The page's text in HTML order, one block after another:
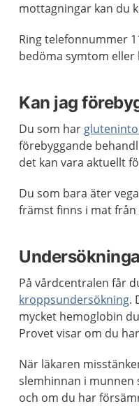
mottagningar kan du
Ring telefonnummer
bedöma symtom eller
Kan jag
Du som har
förebyggande
det kan vara aktuellt
Du som bara äter
främst finns i mat
På vårdcentralen får
kroppsundersökning.
mycket hemoglobin
Provet visar om du
När läkaren
slemhinnan i munnen
och om du har